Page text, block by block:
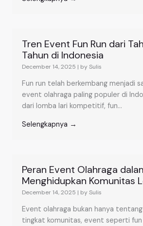
Tren Event Fun Run dari
Tahun di Indonesia
December 14, 2025 | by Sulis
Fun run telah berkembang menjadi
event olahraga paling populer di
dari lomba lari kompetitif, fun...
Selengkapnya →
Peran Event Olahraga
Menghidupkan Komunitas
December 14, 2025 | by Sulis
Event olahraga bukan hanya
tingkat komunitas, event seperti fun